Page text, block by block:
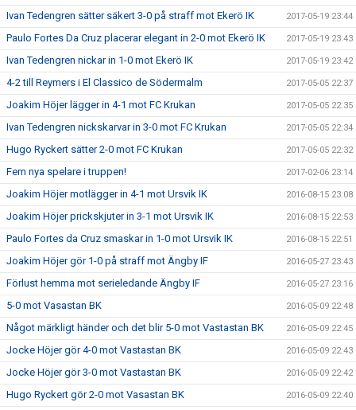
Ivan Tedengren sätter säkert 3-0 på straff mot Ekerö IK 2017-05-19 23:44
Paulo Fortes Da Cruz placerar elegant in 2-0 mot Ekerö IK 2017-05-19 23:43
Ivan Tedengren nickar in 1-0 mot Ekerö IK 2017-05-19 23:42
4-2 till Reymers i El Classico de Södermalm 2017-05-05 22:37
Joakim Höjer lägger in 4-1 mot FC Krukan 2017-05-05 22:35
Ivan Tedengren nickskarvar in 3-0 mot FC Krukan 2017-05-05 22:34
Hugo Ryckert sätter 2-0 mot FC Krukan 2017-05-05 22:32
Fem nya spelare i truppen! 2017-02-06 23:14
Joakim Höjer motlägger in 4-1 mot Ursvik IK 2016-08-15 23:08
Joakim Höjer prickskjuter in 3-1 mot Ursvik IK 2016-08-15 22:53
Paulo Fortes da Cruz smaskar in 1-0 mot Ursvik IK 2016-08-15 22:51
Joakim Höjer gör 1-0 på straff mot Ängby IF 2016-05-27 23:43
Förlust hemma mot serieledande Ängby IF 2016-05-27 23:16
5-0 mot Vasastan BK 2016-05-09 22:48
Något märkligt händer och det blir 5-0 mot Vastastan BK 2016-05-09 22:45
Jocke Höjer gör 4-0 mot Vastastan BK 2016-05-09 22:43
Jocke Höjer gör 3-0 mot Vastastan BK 2016-05-09 22:42
Hugo Ryckert gör 2-0 mot Vasastan BK 2016-05-09 22:40